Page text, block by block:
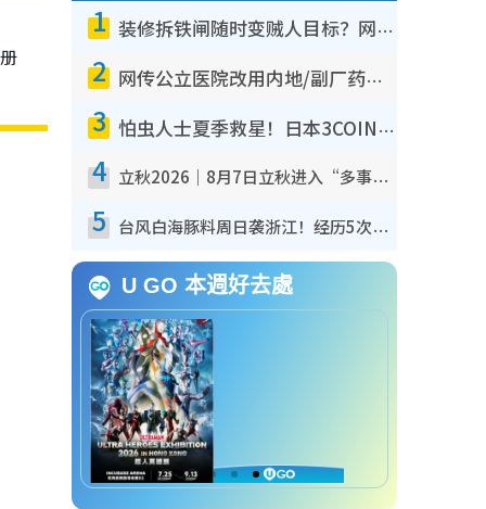
1 装修拆铁闸随时变贼人目标？网友揭2大关键用途：装新款等于白装？附新旧铁闸分别
2 网传公立医院改用内地/副厂药？医生拆解正副厂分别，揭4类人换药随时出事
3 怕虫人士夏季救星！日本3COINS爆红驱虫神器$45起 1招“全程免触碰”轻松搞定小强
4 立秋2026｜8月7日立秋进入“多事之秋” 3件事不可做！专家教6招开运 清杂物／钱包纳气接好运
5 台风白海豚料周日袭浙江！经历5次“眼壁置换”极罕见 成登陆内地最长途台风
U GO 本週好去處